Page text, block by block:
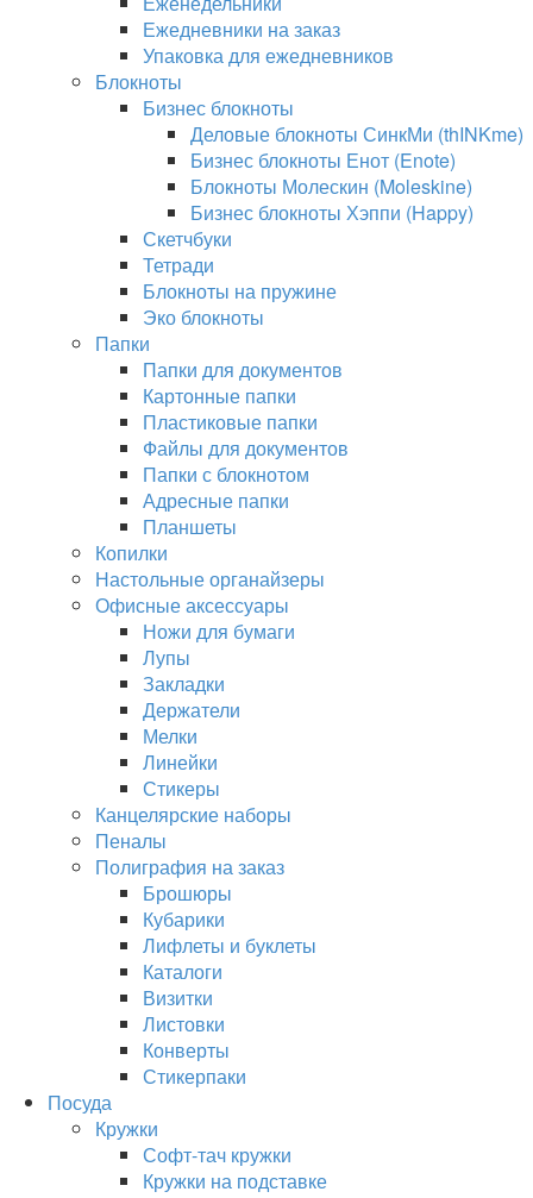
Ежедневники на заказ
Упаковка для ежедневников
Блокноты
Бизнес блокноты
Деловые блокноты СинкМи (thINKme)
Бизнес блокноты Енот (Enote)
Блокноты Молескин (Moleskine)
Бизнес блокноты Хэппи (Happy)
Скетчбуки
Тетради
Блокноты на пружине
Эко блокноты
Папки
Папки для документов
Картонные папки
Пластиковые папки
Файлы для документов
Папки с блокнотом
Адресные папки
Планшеты
Копилки
Настольные органайзеры
Офисные аксессуары
Ножи для бумаги
Лупы
Закладки
Держатели
Мелки
Линейки
Стикеры
Канцелярские наборы
Пеналы
Полиграфия на заказ
Брошюры
Кубарики
Лифлеты и буклеты
Каталоги
Визитки
Листовки
Конверты
Стикерпаки
Посуда
Кружки
Софт-тач кружки
Кружки на подставке